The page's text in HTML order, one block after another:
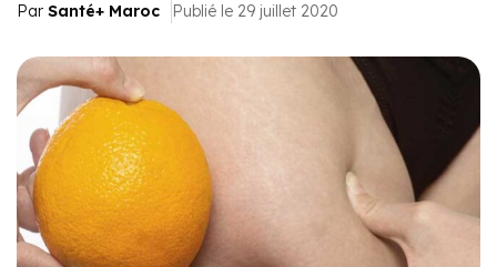
Par Santé+ Maroc Publié le 29 juillet 2020